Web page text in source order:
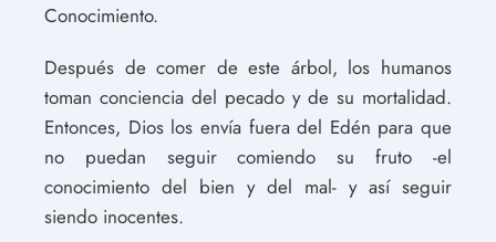
Conocimiento.
Después de comer de este árbol, los humanos
toman conciencia del pecado y de su mortalidad.
Entonces, Dios los envía fuera del Edén para que
no puedan seguir comiendo su fruto -el
conocimiento del bien y del mal- y así seguir
siendo inocentes.